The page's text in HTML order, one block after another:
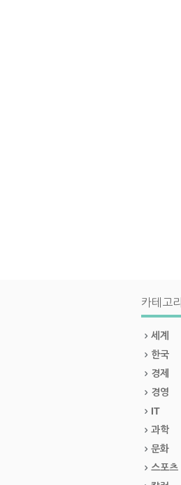
카테고리
세계
한국
경제
경영
IT
과학
문화
스포츠